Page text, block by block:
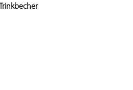
Trinkbecher